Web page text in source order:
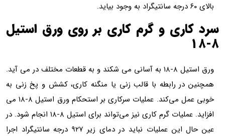
بالای ۶۰ درجه سانتیگراد به وجود بیاید.
سرد کاری و گرم کاری بر روی ورق استیل
۸-۱۸
ورق استیل ۸-۱۸ به آسانی می شکند و به قطعات مختلف در می آید.
همچنین در رابطه با قالب زنی یا منگنه کاری، کشش و پخ زنی به
خوبی عمل می‌کند. عملیات سرکاری بر استحکام ورق استیل ۸-۱۸ می
افزاید. عملیات گرم کاری نیز می‌تواند برای استیل ۸-۱۸ انجام شود. در
عین حال این عملیات نباید در دمای زیر ۹۲۷ درجه سانتیگراد اجرا